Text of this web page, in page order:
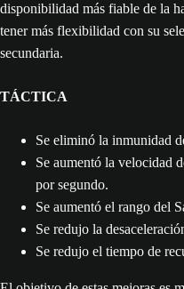
disponibilidad más fiable de la
tener más flexibilidad con su
secundaria.
TÁCTICA
Se eliminó la inmunidad
Se aumentó la velocidad
por segundo.
Se aumentó el rango del
Se redujo la
Se redujo el tiempo de